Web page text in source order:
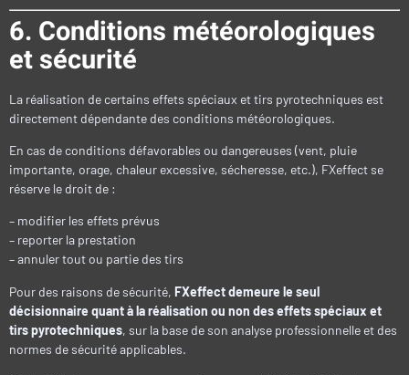
6. Conditions météorologiques
et sécurité
La réalisation de certains effets spéciaux et tirs pyrotechniques est
directement dépendante des conditions météorologiques.
En cas de conditions défavorables ou dangereuses (vent, pluie
importante, orage, chaleur excessive, sécheresse, etc.), FXeffect se
réserve le droit de :
– modifier les effets prévus
– reporter la prestation
– annuler tout ou partie des tirs
Pour des raisons de sécurité, FXeffect demeure le seul
décisionnaire quant à la réalisation ou non des effets spéciaux et
tirs pyrotechniques, sur la base de son analyse professionnelle et des
normes de sécurité applicables.